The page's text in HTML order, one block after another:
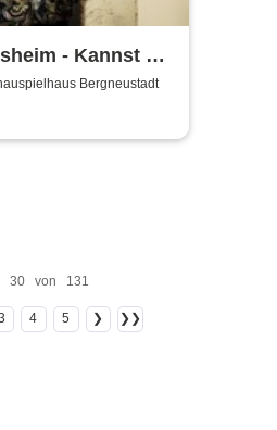
- Kannst Du
Bergneustadt
30 von 131
4 5 ❯ ❯❯